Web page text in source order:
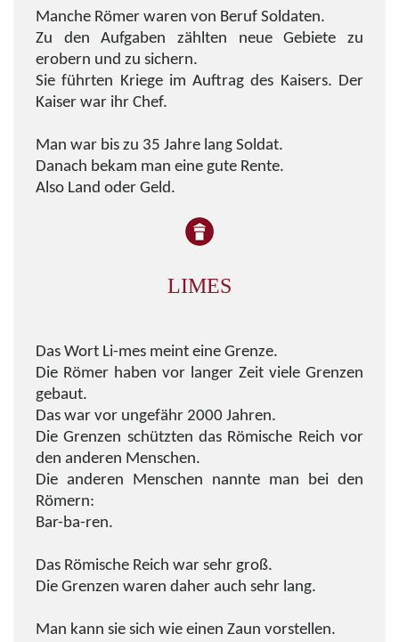
Manche Römer waren von Beruf Soldaten.
Zu den Aufgaben zählten neue Gebiete zu
erobern und zu sichern.
Sie führten Kriege im Auftrag des Kaisers. Der
Kaiser war ihr Chef.
Man war bis zu 35 Jahre lang Soldat.
Danach bekam man eine gute Rente.
Also Land oder Geld.
LIMES
Das Wort Li-mes meint eine Grenze.
Die Römer haben vor langer Zeit viele Grenzen
gebaut.
Das war vor ungefähr 2000 Jahren.
Die Grenzen schützten das Römische Reich vor
den anderen Menschen.
Die anderen Menschen nannte man bei den
Römern:
Bar-ba-ren.
Das Römische Reich war sehr groß.
Die Grenzen waren daher auch sehr lang.
Man kann sie sich wie einen Zaun vorstellen.